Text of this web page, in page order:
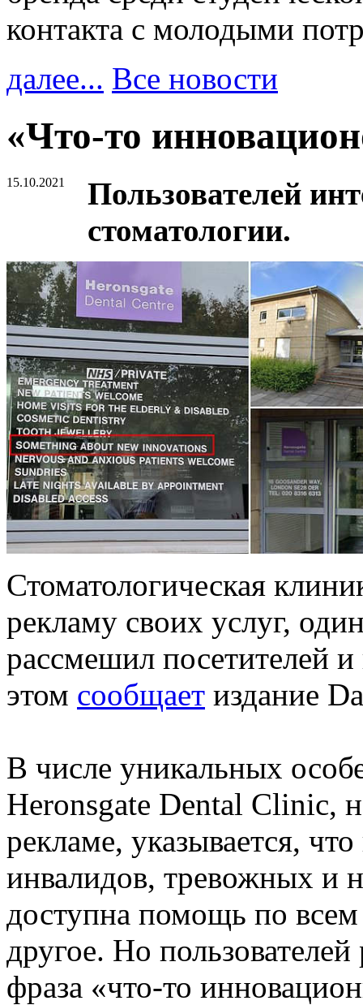
контакта с молодыми
далее... Все новости
«Что-то
15.10.2021
Пользователей
стоматологии.
Стоматологическая
рекламу своих услуг,
рассмешил посетителей
этом сообщает издание
В числе уникальных
Heronsgate Dental Clinic,
рекламе, указывается,
инвалидов, тревожных и
доступна помощь по
другое. Но
фраза «что-то